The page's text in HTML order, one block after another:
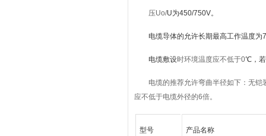
压Uo/U为450/750V。
电缆导体的允许长期最高工作温度
电缆敷设时环境温度应不低于0℃，若
电缆的推荐允许弯曲半径如下：无铠
应不低于电缆外径的6倍。
型号 产品名称